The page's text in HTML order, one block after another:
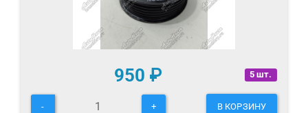
5 шт.
950 ₽
- + В КОРЗИНУ